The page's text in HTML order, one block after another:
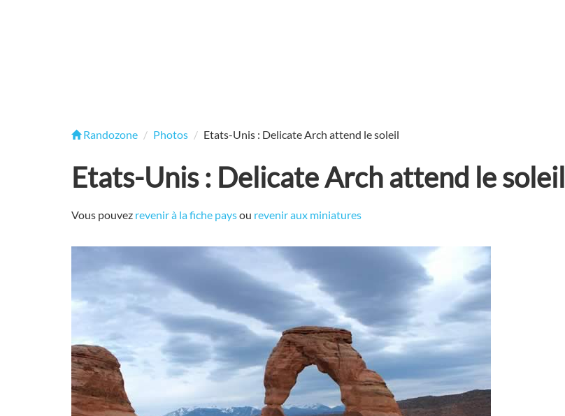
Randozone Photos Etats-Unis : Delicate Arch attend le soleil
Etats-Unis : Delicate Arch attend le soleil
Vous pouvez revenir à la fiche paysou revenir aux miniatures